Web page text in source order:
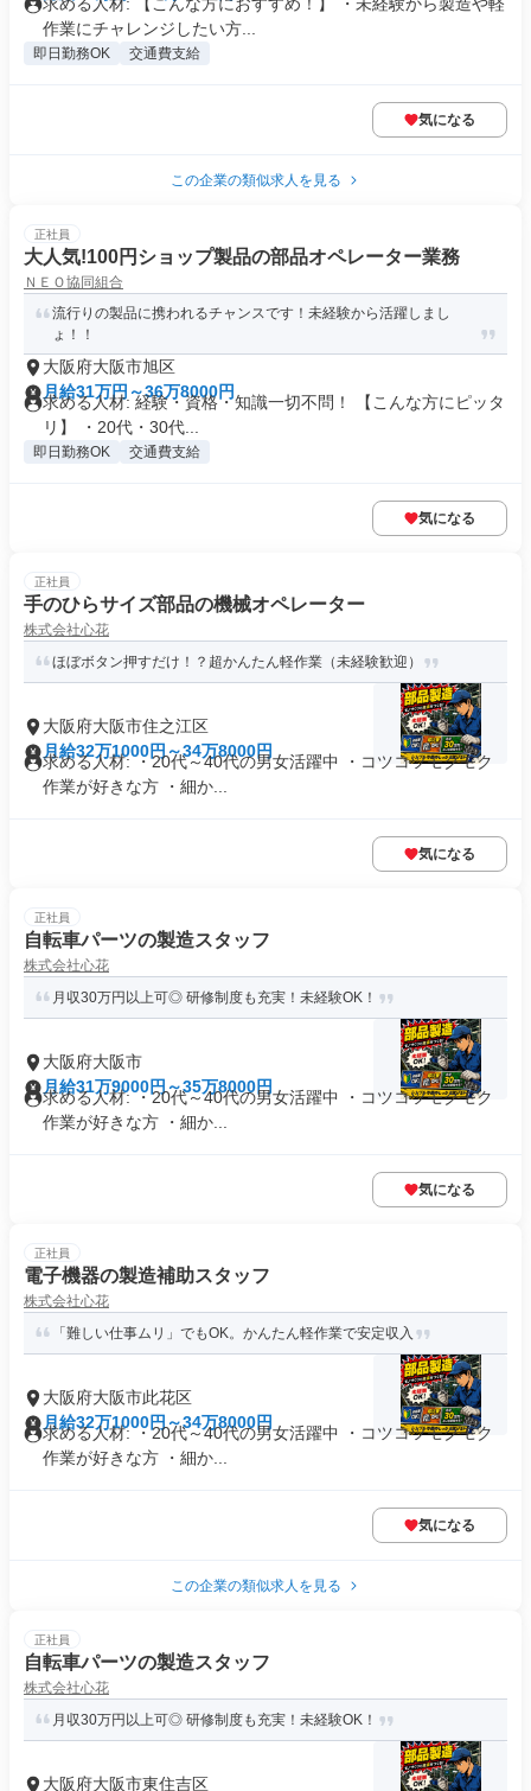
作業にチャレンジしたい方...
即日勤務OK 交通費支給
気になる
この企業の類似求人を見る
正社員
大人気!100円ショップ製品の部品オペレーター業務
ＮＥＯ協同組合
流行りの製品に携われるチャンスです！未経験から活躍しまし
ょ！！
大阪府大阪市旭区
月給31万円～36万8000円
求める人材: 経験・資格・知識一切不問！ 【こんな方にピッタ
リ】 ・20代・30代...
即日勤務OK 交通費支給
気になる
正社員
手のひらサイズ部品の機械オペレーター
株式会社心花
ほぼボタン押すだけ！？超かんたん軽作業（未経験歓迎）
大阪府大阪市住之江区
月給32万1000円～34万8000円
求める人材: ・20代～40代の男女活躍中 ・コツコツモクモク
作業が好きな方 ・細か...
気になる
正社員
自転車パーツの製造スタッフ
株式会社心花
月収30万円以上可◎ 研修制度も充実！未経験OK！
大阪府大阪市
月給31万9000円～35万8000円
求める人材: ・20代～40代の男女活躍中 ・コツコツモクモク
作業が好きな方 ・細か...
気になる
正社員
電子機器の製造補助スタッフ
株式会社心花
「難しい仕事ムリ」でもOK。かんたん軽作業で安定収入
大阪府大阪市此花区
月給32万1000円～34万8000円
求める人材: ・20代～40代の男女活躍中 ・コツコツモクモク
作業が好きな方 ・細か...
気になる
この企業の類似求人を見る
正社員
自転車パーツの製造スタッフ
株式会社心花
月収30万円以上可◎ 研修制度も充実！未経験OK！
大阪府大阪市東住吉区